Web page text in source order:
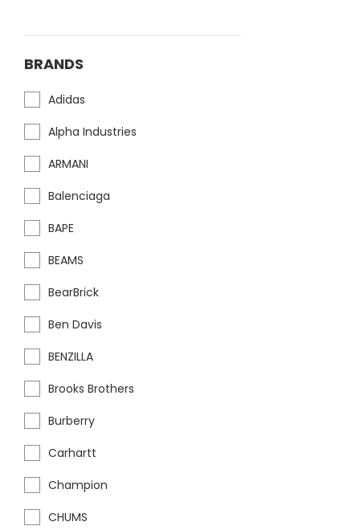
BRANDS
Adidas
Alpha Industries
ARMANI
Balenciaga
BAPE
BEAMS
BearBrick
Ben Davis
BENZILLA
Brooks Brothers
Burberry
Carhartt
Champion
CHUMS